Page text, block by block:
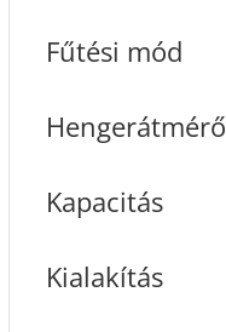
Fűtési mód
Hengerátmérő
Kapacitás
Kialakítás